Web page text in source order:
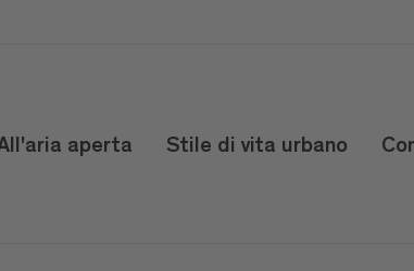
aperta Stile di vita urbano